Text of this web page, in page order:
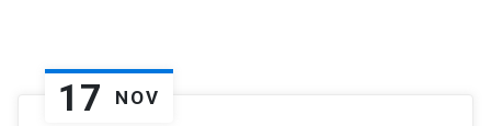
17 NOV